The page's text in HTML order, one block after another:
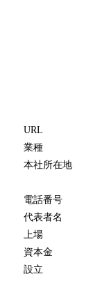
URL
業種
本社所在地
電話番号
代表者名
上場
資本金
設立